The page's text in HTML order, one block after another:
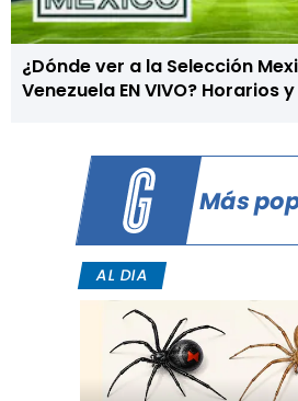
¿Dónde ver a la Selección
Venezuela EN VIVO? Horarios
Más
AL DIA